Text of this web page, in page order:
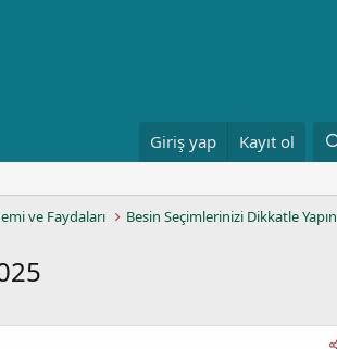
Giriş yap Kayıt ol
ve Faydaları
Besin Seçimlerinizi Dikkatle Yapın